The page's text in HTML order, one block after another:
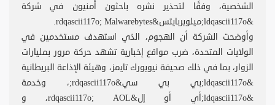
الشخصية، وفقًا لتحذير نشره باحثون أمنيون في شركة
&ldqascii117o;ميلويربايتس&rdqascii117o; Malwarebytes.
وأوضحت الشركة أن الهجوم، الذي استهدف مستخدمين في
الولايات المتحدة، ضرب مواقع إخبارية تشهد حركة مرور بمليارات
الزوار، بما في ذلك صحيفة نيويورك تايمز، وهيئة الإذاعة البريطانية
&ldqascii117o;بي بي سي&rdqascii117o;، وخدمة
&ldqascii117o;أي أو إل&rdqascii117o; AOL، و